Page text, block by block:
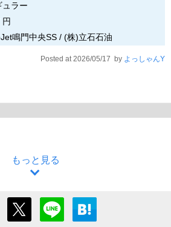
ュラー
円
鳴門中央SS / (株)立石石油
Posted at 2026/05/17 by よっしゃんY
もっと見る